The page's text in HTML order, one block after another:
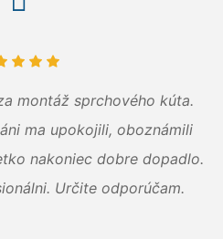
montáž sprchového kúta.
ma upokojili, oboznámili
nakoniec dobre dopadlo.
Určite odporúčam.